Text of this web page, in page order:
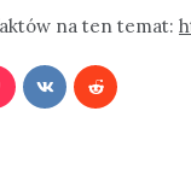
na ten temat: